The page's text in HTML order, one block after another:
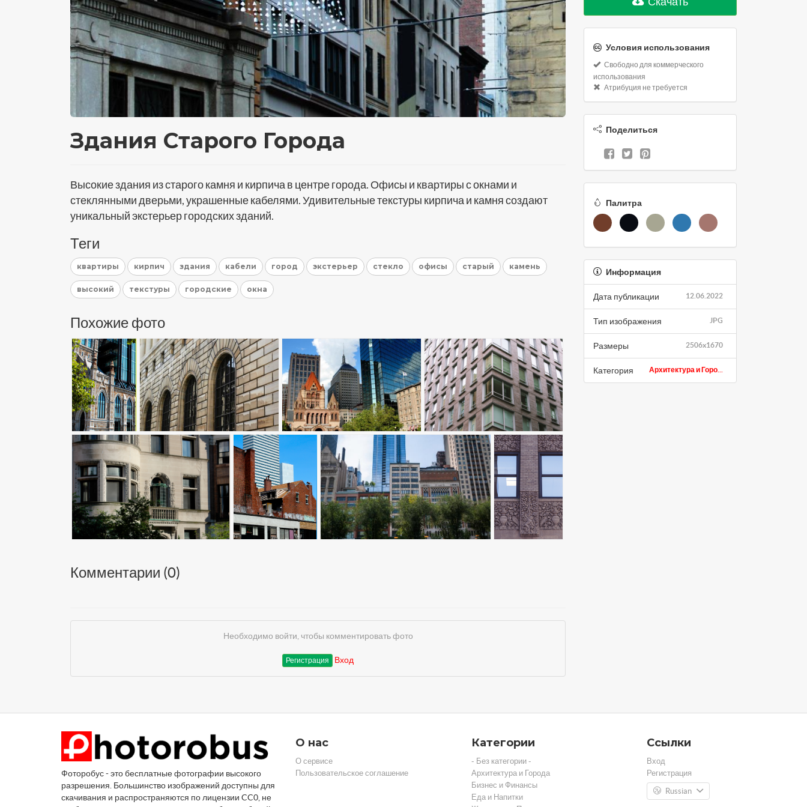
Здания Старого Города
Высокие здания из старого камня и кирпича в центре города. Офисы и квартиры с окнами и
стеклянными дверьми, украшенные кабелями. Удивительные текстуры кирпича и камня создают
уникальный экстерьер городских зданий.
Теги
квартиры кирпич здания кабели город экстерьер стекло офисы старый камень
высокий текстуры городские окна
Похожие фото
Комментарии (0)
Необходимо войти, чтобы комментировать фото
Регистрация Вход
Условия использования
Свободно для коммерческого
использования
Атрибуция не требуется
Поделиться
Палитра
Информация
12.06.2022
Дата публикации
JPG
Тип изображения
2506x1670
Размеры
Архитектура и Горо...
Категория
Фоторобус - это бесплатные фотографии высокого
разрешения. Большинство изображений доступны для
скачивания и распространяются по лицензии CC0, не
О нас
О сервисе
Пользовательское соглашение
Категории
- Без категории -
Архитектура и Города
Бизнес и Финансы
Еда и Напитки
Ссылки
Вход
Регистрация
Russian